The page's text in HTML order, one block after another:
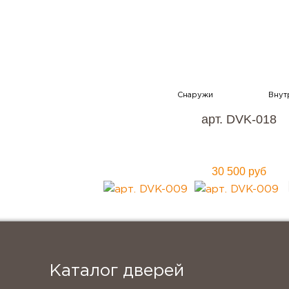
арт. DVK-018
30 500 руб
Каталог дверей